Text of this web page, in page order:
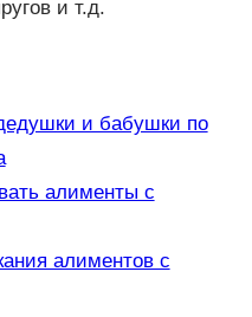
и т.д.
и бабушки по
алименты с
алиментов с